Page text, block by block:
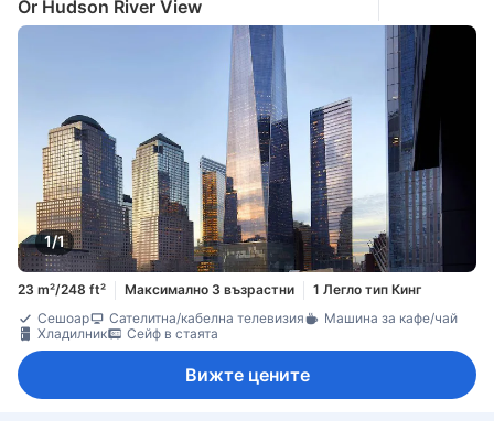
Or Hudson River View
1/1
23 m²/248 ft² Максимално 3 възрастни
1 Легло тип Кинг
Сешоар
Сателитна/кабелна телевизия
Машина за кафе/чай
Хладилник
Сейф в стаята
Вижте цените